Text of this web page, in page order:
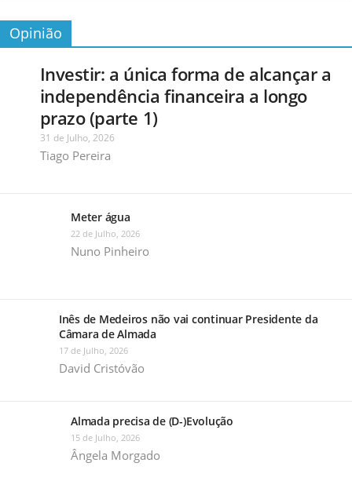
Opinião
Investir: a única forma de alcançar a
independência financeira a longo
prazo (parte 1)
31 de Julho, 2026
Tiago Pereira
Meter água
22 de Julho, 2026
Nuno Pinheiro
Inês de Medeiros não vai continuar Presidente da
Câmara de Almada
17 de Julho, 2026
David Cristóvão
Almada precisa de (D-)Evolução
15 de Julho, 2026
Ângela Morgado